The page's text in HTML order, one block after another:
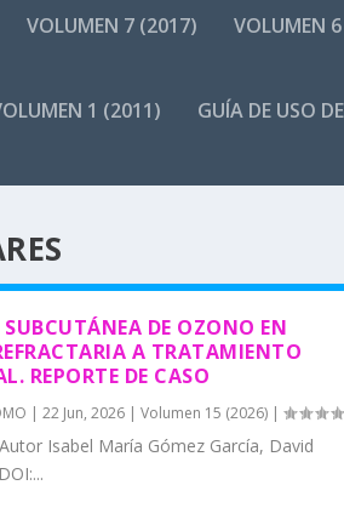
VOLUMEN 7 (2017) VOLUMEN
1 (2011) GUÍA DE USO
DE OZONO EN
A TRATAMIENTO
REPORTE DE CASO
| 22 Jun, 2026| Volumen 15 (2026)|
Isabel María Gómez García, David